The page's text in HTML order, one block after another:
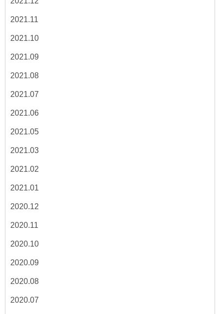
2021.11
2021.10
2021.09
2021.08
2021.07
2021.06
2021.05
2021.03
2021.02
2021.01
2020.12
2020.11
2020.10
2020.09
2020.08
2020.07